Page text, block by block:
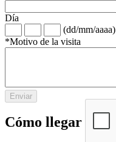
Día
(dd/mm/aaaa)
*Motivo de la visita
Cómo llegar